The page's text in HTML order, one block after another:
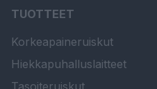
TUOTTEET
Korkeapaineruiskut
Hiekkapuhalluslaitteet
Tasoiteruiskut